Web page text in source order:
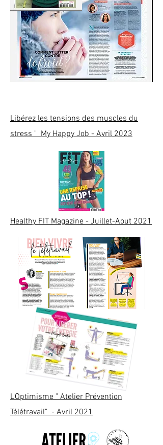
Libérez les tensions desmuscles du
stress" My Happy Job - Avril 2023
Healthy FIT Magazine - Juillet-Aout 2021
L'Optimisme " Atelier Prévention
Télétravail" - Avril 2021